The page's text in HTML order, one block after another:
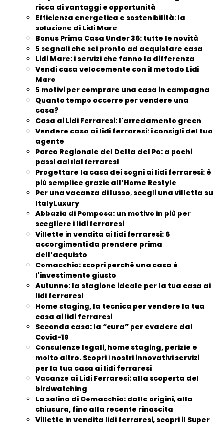
ricca di vantaggi e opportunità
Efficienza energetica e sostenibilità: la
soluzione di Lidi Mare
Bonus Prima Casa Under 36: tutte le novità
5 segnali che sei pronto ad acquistare casa
Lidi Mare: i servizi che fanno la differenza
Vendi casa velocemente con il metodo Lidi
Mare
5 motivi per comprare una casa in campagna
Quanto tempo occorre per vendere una
casa?
Casa ai Lidi Ferraresi: l'arredamento green
Vendere casa ai lidi ferraresi: i consigli del tuo
agente
Parco Regionale del Delta del Po: a pochi
passi dai lidi ferraresi
Progettare la casa dei sogni ai lidi ferraresi: è
più semplice grazie all’Home Restyle
Per una vacanza di lusso, scegli una villetta su
ItalyLuxury
Abbazia di Pomposa: un motivo in più per
scegliere i lidi ferraresi
Villette in vendita ai lidi ferraresi: 6
accorgimenti da prendere prima
dell’acquisto
Comacchio: scopri perché una casa è
l'investimento giusto
Autunno: la stagione ideale per la tua casa ai
lidi ferraresi
Home staging, la tecnica per vendere la tua
casa ai lidi ferraresi
Seconda casa: la “cura” per evadere dal
Covid-19
Consulenze legali, home staging, perizie e
molto altro. Scopri i nostri innovativi servizi
per la tua casa ai lidi ferraresi
Vacanze ai Lidi Ferraresi: alla scoperta del
birdwatching
La salina di Comacchio: dalle origini, alla
chiusura, fino alla recente rinascita
Villette in vendita lidi ferraresi, scopri il Super